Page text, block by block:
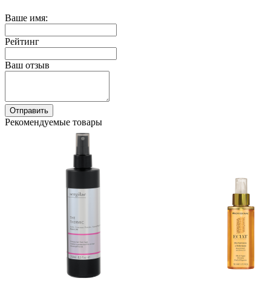
Ваше имя:
Рейтинг
Ваш отзыв
Отправить
Рекомендуемые товары